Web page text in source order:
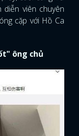
viên chuyên
cặp với Hồ Ca
ông chủ